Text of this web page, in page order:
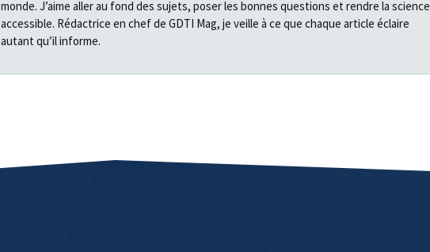
monde. J’aime aller au fond des sujets, poser les bonnes questions et rendre la science
accessible. Rédactrice en chef de GDTI Mag, je veille à ce que chaque article éclaire
autant qu’il informe.